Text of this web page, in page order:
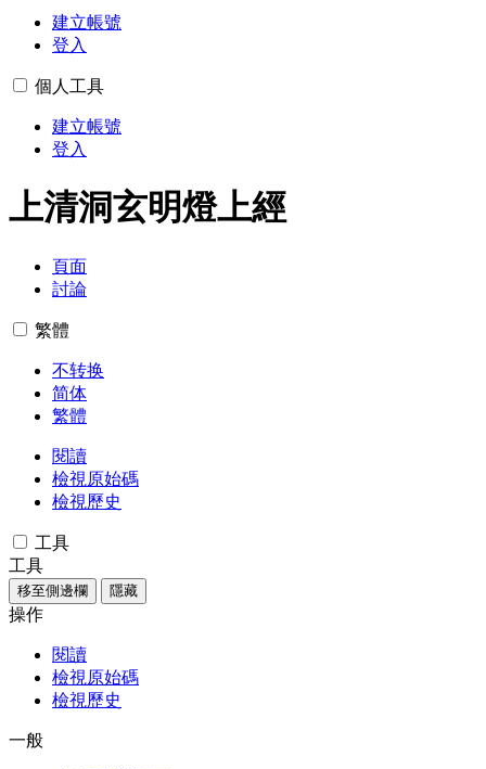
建立帳號
登入
個人工具
建立帳號
登入
上清洞玄明燈上經
頁面
討論
繁體
不转换
简体
繁體
閱讀
檢視原始碼
檢視歷史
工具
工具
移至側邊欄 隱藏
操作
閱讀
檢視原始碼
檢視歷史
一般